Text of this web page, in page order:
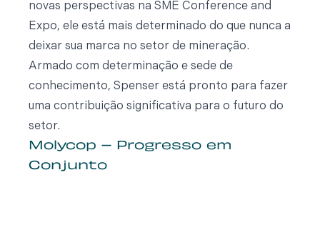
novas perspectivas na SME Conference and
Expo, ele está mais determinado do que nunca a
deixar sua marca no setor de mineração.
Armado com determinação e sede de
conhecimento, Spenser está pronto para fazer
uma contribuição significativa para o futuro do
setor.
Molycop – Progresso em
Conjunto